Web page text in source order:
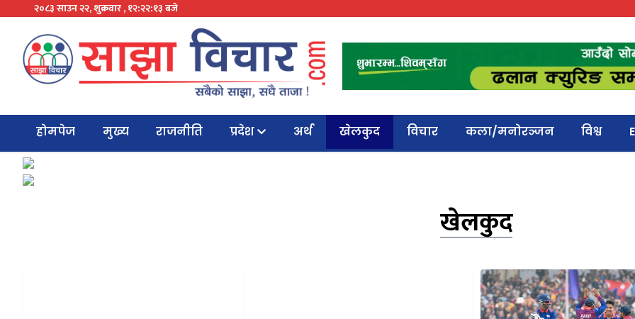
२०८३ साउन २२, शुक्रवार , १२:२२:१३ बजे
होमपेज मुख्य राजनीति प्रदेश अर्थ खेलकुद विचार कला/मनोरञ्जन विश्व
खेलकुद